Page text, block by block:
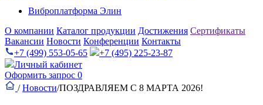
Виброплатформа Элин
О компании Каталог продукции Достижения Сертификаты
Вакансии Новости Конференции Контакты
+7 (499) 553-05-65
+7 (495) 225-23-87
Личный кабинет
Оформить запрос 0
/ Новости/ПОЗДРАВЛЯЕМ С 8 МАРТА 2026!